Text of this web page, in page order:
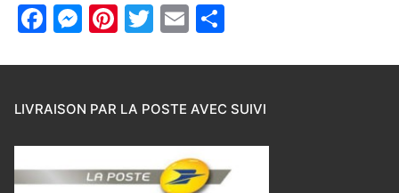
Facebook
Messenger
Pinterest
Twitter
Email
LIVRAISON PAR LA POSTE AVEC SUIVI